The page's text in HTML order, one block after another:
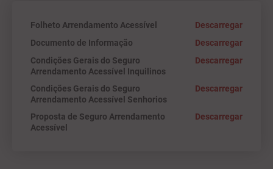
Folheto Arrendamento Acessível
Descarregar
Documento de Informação
Descarregar
Condições Gerais do Seguro
Arrendamento Acessível Inquilinos
Descarregar
Condições Gerais do Seguro
Arrendamento Acessível Senhorios
Descarregar
Proposta de Seguro Arrendamento
Acessível
Descarregar